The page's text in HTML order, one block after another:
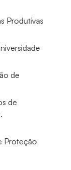
Produtivas
de
de
Proteção